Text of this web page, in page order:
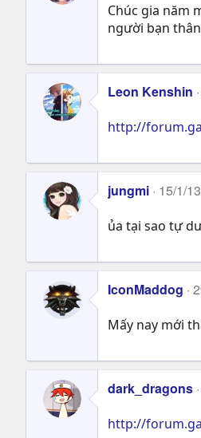
i
o
s
:
Chúc gia năm
người bạn
Leon Kenshin
http://
jungmi 15/1/13
ủa tại sao tự
IconMaddog
Mấy nay mới
dark_dragons
http://